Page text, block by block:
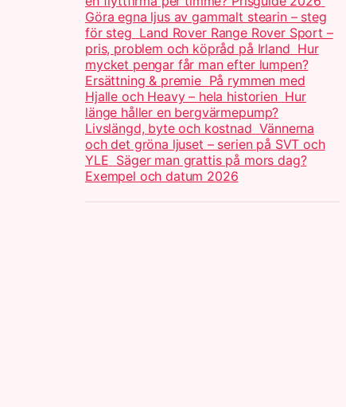
Göra egna ljus av gammalt stearin – steg
för steg Land Rover Range Rover Sport –
pris, problem och köpråd på Irland Hur
mycket pengar får man efter lumpen?
Ersättning & premie På rymmen med
Hjalle och Heavy – hela historien Hur
länge håller en bergvärmepump?
Livslängd, byte och kostnad Vännerna
och det gröna ljuset – serien på SVT och
YLE Säger man grattis på mors dag?
Exempel och datum 2026